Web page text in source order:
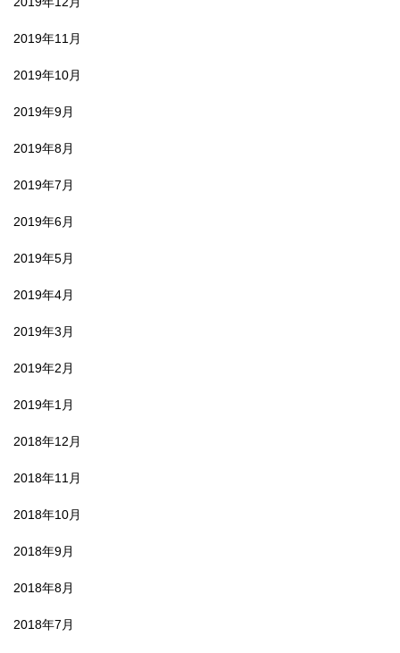
2019年11月
2019年10月
2019年9月
2019年8月
2019年7月
2019年6月
2019年5月
2019年4月
2019年3月
2019年2月
2019年1月
2018年12月
2018年11月
2018年10月
2018年9月
2018年8月
2018年7月